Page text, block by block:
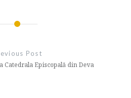
Post
Catedrala Episcopală din Deva